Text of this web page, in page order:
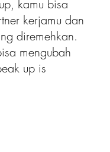
kamu bisa
kerjamu dan
diremehkan.
mengubah
up is